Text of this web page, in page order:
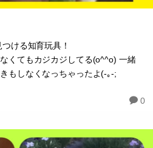
ける知育玩具！
くてもカジカジしてる(o^^o) 一緒
もしなくなっちゃったよ(-｡-;
0